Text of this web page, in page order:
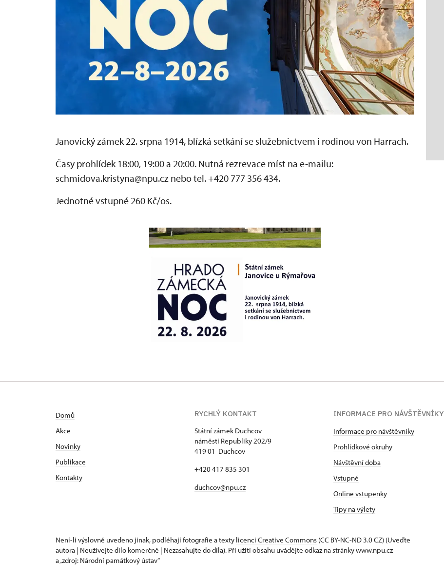
Janovický zámek 22. srpna 1914, blízká setkání se služebnictvem i rodinou von Harrach.
Časy prohlídek 18:00, 19:00 a 20:00. Nutná rezrevace míst na e-mailu:
schmidova.kristyna@npu.cz nebo tel. +420 777 356 434.
Jednotné vstupné 260 Kč/os.
Domů
Akce
Novinky
Publikace
Kontakty
RYCHLÝ KONTAKT
Státní zámek Duchcov
náměstí Republiky 202/9
419 01 Duchcov
+420 417 835 301
duchcov@npu.cz
INFORMACE PRO NÁVŠTĚVNÍKY
Informace pro návštěvníky
Prohlídkové okruhy
Návštěvní doba
Vstupné
Online vstupenky
Tipy na výlety
Není-li výslovně uvedeno jinak, podléhají fotografie a texty licenci Creative Commons (CC BY-NC-ND 3.0 CZ) (Uveďte
autora | Neužívejte dílo komerčně | Nezasahujte do díla). Při užití obsahu uvádějte odkaz na stránky www.npu.cz
a „zdroj: Národní památkový ústav“